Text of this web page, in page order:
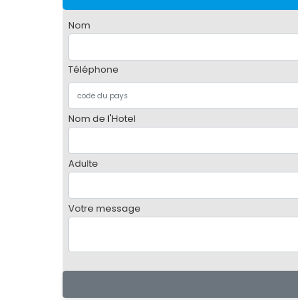
Nom
Téléphone
Nom de l'Hotel
Adulte
Votre message